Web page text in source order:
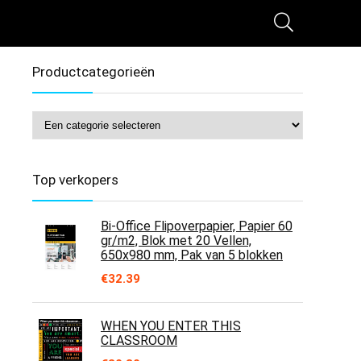
Productcategorieën
Top verkopers
Bi-Office Flipoverpapier, Papier 60
gr/m2, Blok met 20 Vellen,
650x980 mm, Pak van 5 blokken
€32.39
WHEN YOU ENTER THIS
CLASSROOM